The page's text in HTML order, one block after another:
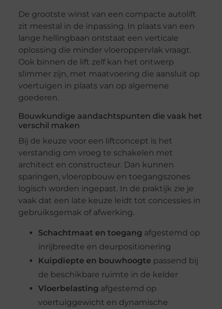
De grootste winst van een compacte autolift
zit meestal in de inpassing. In plaats van een
lange hellingbaan ontstaat een verticale
oplossing die minder vloeroppervlak vraagt.
Ook binnen de lift zelf kan het ontwerp
slimmer zijn, met maatvoering die aansluit op
voertuigen in plaats van op algemene
goederen.
Bouwkundige aandachtspunten die vaak het
verschil maken
Bij de keuze voor een liftconcept is het
verstandig om vroeg te schakelen met
architect en constructeur. Dan kunnen
sparingen, vloeropbouw en toegangszones
logisch worden ingepast. In de praktijk zie je
vaak dat een late keuze leidt tot concessies in
gebruiksgemak of afwerking.
Schachtmaat en toegang afgestemd op
inrijbreedte en deurpositionering
Kuipdiepte en bouwhoogte passend bij
de beschikbare ruimte in de kelder
Vloerbelasting afgestemd op
voertuiggewicht en dynamische